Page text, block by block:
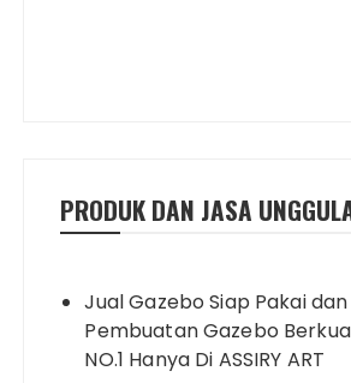
PRODUK DAN JASA
Jual Gazebo Siap Pakai
Pembuatan Gazebo
NO.1 Hanya Di ASSIRY ART